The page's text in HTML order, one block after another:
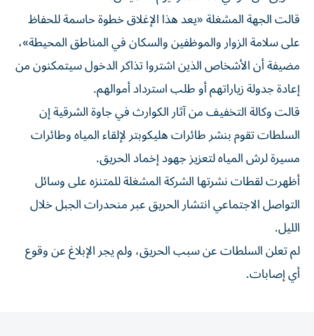
قالت الجهة المشغلة «يعد هذا الإغلاق خطوة حاسمة للحفاظ
⁠على سلامة الزوار والموظفين والسكان في المناطق المحيطة»،
مضيفة أن الأشخاص الذين اشتروا تذاكر الدخول سيتمكنون ​من
‌إعادة جدولة زياراتهم أو طلب استرداد أموالهم.
‌قالت وكالة التخفيف من آثار الكوارث في جاوة الشرقية إن
السلطات تقوم بنشر طائرات هليكوبتر لإلقاء ‌المياه وطائرات
‌مسيرة لرش المياه لتعزيز ⁠جهود إخماد الحريق.
أظهرت لقطات ‌نشرتها الشركة المشغلة للمتنزه على وسائل
التواصل الاجتماعي انتشار الحريق عبر منحدرات الجبل ⁠خلال
الليل.
لم تعلن ​السلطات عن سبب الحريق، ولم يجر الإبلاغ عن وقوع
أي إصابات.